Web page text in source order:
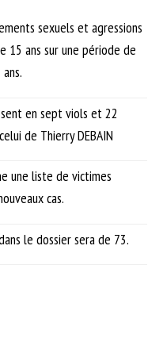
sexuels et agressions
15 ans sur une période de
en sept viols et 22
de Thierry DEBAIN
une liste de victimes
cas.
le dossier sera de 73.